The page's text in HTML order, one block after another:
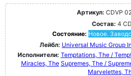
Артикул: CDVP
Состав: 4 CD
Состояние: Новое.
Лейбл: Universal Music Group
Исполнители: Temptations, The /
Miracles, The Supremes, The /
Marvelettes,